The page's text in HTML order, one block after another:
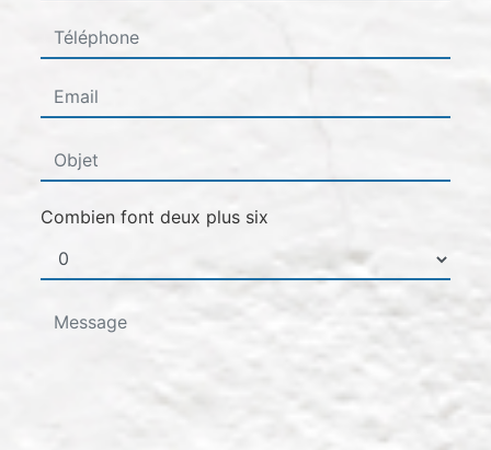
Combien font deux plus six